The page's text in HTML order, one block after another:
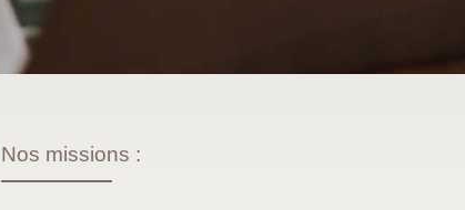
Nos missions :